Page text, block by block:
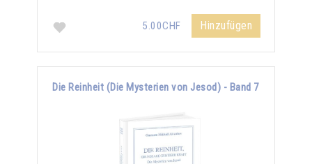
5.00CHF Hinzufügen
Die Reinheit (Die Mysterien von Jesod) - Band 7